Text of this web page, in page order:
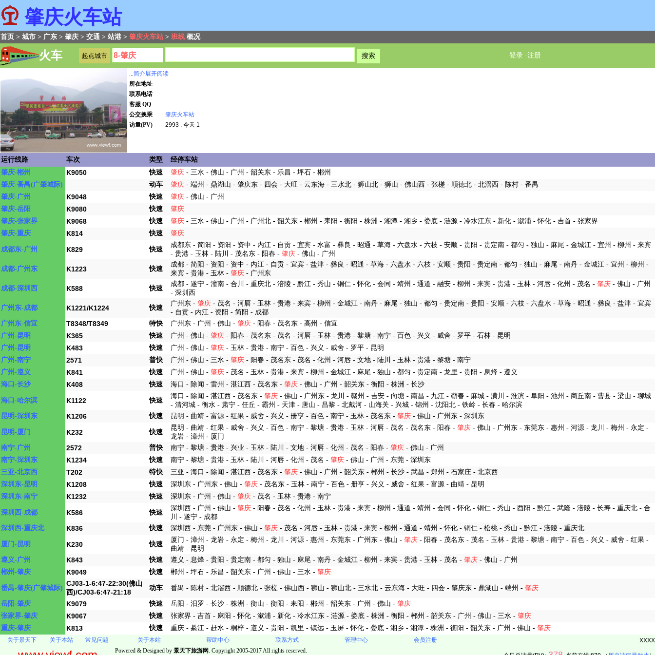
肇庆火车站
首页 > 城市 > 广东 > 肇庆 > 交通 > 站港 > 肇庆火车站 > 班线 概况
火车 登录·注册
...简介展开阅读
所在地址
联系电话
客服 QQ
公交换乘
肇庆火车站
访量(PV)
2993 . 今天 1
运行线路 车次 类型
经停车站
肇庆-郴州
K9050 快速 肇庆 - 三水 - 佛山 - 广州 - 韶关东 - 乐昌 - 坪石 - 郴州
肇庆-番禺(广肇城际)
动车 肇庆 - 端州 - 鼎湖山 - 肇庆东 - 四会 - 大旺 - 云东海 - 三水北 - 狮山北 - 狮山 - 佛山西 - 张槎 - 顺德北 - 北滘西 - 陈村 - 番禺
肇庆-广州
K9048 快速 肇庆 - 佛山 - 广州
肇庆-岳阳
K9080 快速
肇庆
肇庆-张家界
K9068 快速 肇庆 - 三水 - 佛山 - 广州 - 广州北 - 韶关东 - 郴州 - 耒阳 - 衡阳 - 株洲 - 湘潭 - 湘乡 - 娄底 - 涟源 - 冷水江东 - 新化 - 溆浦 - 怀化 - 吉首 - 张家界
肇庆-重庆
K814 快速 肇庆
成都东-广州 K829 快速
成都东 - 简阳 - 资阳 - 资中 - 内江 - 自贡 - 宜宾 - 水富 - 彝良 - 昭通 - 草海 - 六盘水 - 六枝 - 安顺 - 贵阳 - 贵定南 - 都匀 - 独山 - 麻尾 - 金城江 - 宜州 - 柳州 - 来宾
- 贵港 - 玉林 - 陆川 - 茂名东 - 阳春 - 肇庆 - 佛山 - 广州
成都-广州东 K1223 快速
成都 - 简阳 - 资阳 - 资中 - 内江 - 自贡 - 宜宾 - 盐津 - 彝良 - 昭通 - 草海 - 六盘水 - 六枝 - 安顺 - 贵阳 - 贵定南 - 都匀 - 独山 - 麻尾 - 南丹 - 金城江 - 宜州 - 柳州 -
来宾 - 贵港 - 玉林 - 肇庆 - 广州东
成都-深圳西 K588 快速
成都 - 遂宁 - 潼南 - 合川 - 重庆北 - 涪陵 - 黔江 - 秀山 - 铜仁 - 怀化 - 会同 - 靖州 - 通道 - 融安 - 柳州 - 来宾 - 贵港 - 玉林 - 河唇 - 化州 - 茂名 - 肇庆 - 佛山 - 广州
- 深圳西
广州东-成都 K1221/K1224 快速
广州东 - 肇庆 - 茂名 - 河唇 - 玉林 - 贵港 - 来宾 - 柳州 - 金城江 - 南丹 - 麻尾 - 独山 - 都匀 - 贵定南 - 贵阳 - 安顺 - 六枝 - 六盘水 - 草海 - 昭通 - 彝良 - 盐津 - 宜宾
- 自贡 - 内江 - 资阳 - 简阳 - 成都
广州东-信宜
T8348/T8349 特快 广州东 - 广州 - 佛山 - 肇庆 - 阳春 - 茂名东 - 高州 - 信宜
广州-昆明
K365 快速 广州 - 佛山 - 肇庆 - 阳春 - 茂名东 - 茂名 - 河唇 - 玉林 - 贵港 - 黎塘 - 南宁 - 百色 - 兴义 - 威舍 - 罗平 - 石林 - 昆明
广州-昆明
K483 快速 广州 - 佛山 - 肇庆 - 玉林 - 贵港 - 南宁 - 百色 - 兴义 - 威舍 - 罗平 - 昆明
广州-南宁
2571 普快 广州 - 佛山 - 三水 - 肇庆 - 阳春 - 茂名东 - 茂名 - 化州 - 河唇 - 文地 - 陆川 - 玉林 - 贵港 - 黎塘 - 南宁
广州-遵义
K841 快速 广州 - 佛山 - 肇庆 - 茂名 - 玉林 - 贵港 - 来宾 - 柳州 - 金城江 - 麻尾 - 独山 - 都匀 - 贵定南 - 龙里 - 贵阳 - 息烽 - 遵义
海口-长沙
K408 快速 海口 - 除闻 - 雷州 - 湛江西 - 茂名东 - 肇庆 - 佛山 - 广州 - 韶关东 - 衡阳 - 株洲 - 长沙
海口-哈尔滨 K1122 快速
海口 - 除闻 - 湛江西 - 茂名东 - 肇庆 - 佛山 - 广州东 - 龙川 - 赣州 - 吉安 - 向塘 - 南昌 - 九江 - 蕲春 - 麻城 - 潢川 - 淮滨 - 阜阳 - 池州 - 商丘南 - 曹县 - 梁山 - 聊城
- 清河城 - 衡水 - 肃宁 - 任丘 - 霸州 - 天津 - 唐山 - 昌黎 - 北戴河 - 山海关 - 兴城 - 锦州 - 沈阳北 - 铁岭 - 长春 - 哈尔滨
昆明-深圳东
K1206 快速 昆明 - 曲靖 - 富源 - 红果 - 威舍 - 兴义 - 册亨 - 百色 - 南宁 - 玉林 - 茂名东 - 肇庆 - 佛山 - 广州东 - 深圳东
昆明-厦门 K232 快速
昆明 - 曲靖 - 红果 - 威舍 - 兴义 - 百色 - 南宁 - 黎塘 - 贵港 - 玉林 - 河唇 - 茂名 - 茂名东 - 阳春 - 肇庆 - 佛山 - 广州东 - 东莞东 - 惠州 - 河源 - 龙川 - 梅州 - 永定 -
龙岩 - 漳州 - 厦门
南宁-广州
2572 普快 南宁 - 黎塘 - 贵港 - 兴业 - 玉林 - 陆川 - 文地 - 河唇 - 化州 - 茂名 - 阳春 - 肇庆 - 佛山 - 广州
南宁-深圳东
K1234 快速 南宁 - 黎塘 - 贵港 - 玉林 - 陆川 - 河唇 - 化州 - 茂名 - 肇庆 - 佛山 - 广州 - 东莞 - 深圳东
三亚-北京西
T202 特快 三亚 - 海口 - 除闻 - 湛江西 - 茂名东 - 肇庆 - 佛山 - 广州 - 韶关东 - 郴州 - 长沙 - 武昌 - 郑州 - 石家庄 - 北京西
深圳东-昆明
K1208 快速 深圳东 - 广州东 - 佛山 - 肇庆 - 茂名东 - 玉林 - 南宁 - 百色 - 册亨 - 兴义 - 威舍 - 红果 - 富源 - 曲靖 - 昆明
深圳东-南宁
K1232 快速 深圳东 - 广州 - 佛山 - 肇庆 - 茂名 - 玉林 - 贵港 - 南宁
深圳西-成都 K586 快速
深圳西 - 广州 - 佛山 - 肇庆 - 阳春 - 茂名 - 化州 - 玉林 - 贵港 - 来宾 - 柳州 - 通道 - 靖州 - 会同 - 怀化 - 铜仁 - 秀山 - 酉阳 - 黔江 - 武隆 - 涪陵 - 长寿 - 重庆北 - 合
川 - 遂宁 - 成都
深圳西-重庆北
K836 快速 深圳西 - 东莞 - 广州东 - 佛山 - 肇庆 - 茂名 - 河唇 - 玉林 - 贵港 - 来宾 - 柳州 - 通道 - 靖州 - 怀化 - 铜仁 - 松桃 - 秀山 - 黔江 - 涪陵 - 重庆北
厦门-昆明 K230 快速
厦门 - 漳州 - 龙岩 - 永定 - 梅州 - 龙川 - 河源 - 惠州 - 东莞东 - 广州东 - 佛山 - 肇庆 - 阳春 - 茂名东 - 茂名 - 玉林 - 贵港 - 黎塘 - 南宁 - 百色 - 兴义 - 威舍 - 红果 -
曲靖 - 昆明
遵义-广州
K843 快速 遵义 - 息烽 - 贵阳 - 贵定南 - 都匀 - 独山 - 麻尾 - 南丹 - 金城江 - 柳州 - 来宾 - 贵港 - 玉林 - 茂名 - 肇庆 - 佛山 - 广州
郴州-肇庆
K9049 快速 郴州 - 坪石 - 乐昌 - 韶关东 - 广州 - 佛山 - 三水 - 肇庆
番禺-肇庆(广肇城际)
CJ03-1-6:47-22:30(佛山
西)/CJ03-6:47-21:18
动车 番禺 - 陈村 - 北滘西 - 顺德北 - 张槎 - 佛山西 - 狮山 - 狮山北 - 三水北 - 云东海 - 大旺 - 四会 - 肇庆东 - 鼎湖山 - 端州 - 肇庆
岳阳-肇庆 K9079 快速 岳阳 - 汨罗 - 长沙 - 株洲 - 衡山 - 衡阳 - 耒阳 - 郴州 - 韶关东 - 广州 - 佛山 - 肇庆
张家界-肇庆
K9067 快速 张家界 - 吉首 - 麻阳 - 怀化 - 溆浦 - 新化 - 冷水江东 - 涟源 - 娄底 - 株洲 - 衡阳 - 郴州 - 韶关东 - 广州 - 佛山 - 三水 - 肇庆
重庆-肇庆
K813 快速 重庆 - 綦江 - 赶水 - 桐梓 - 遵义 - 贵阳 - 凯里 - 镇远 - 玉屏 - 怀化 - 娄底 - 湘乡 - 湘潭 - 株洲 - 衡阳 - 韶关东 - 广州 - 佛山 - 肇庆
关于景天下 关于本站 常见问题 关于本站 帮助中心 联系方式 管理中心 会员注册 XXXX
Powered & Designed by 景天下旅游网 . Copyright 2005-2017 All rights reserved.